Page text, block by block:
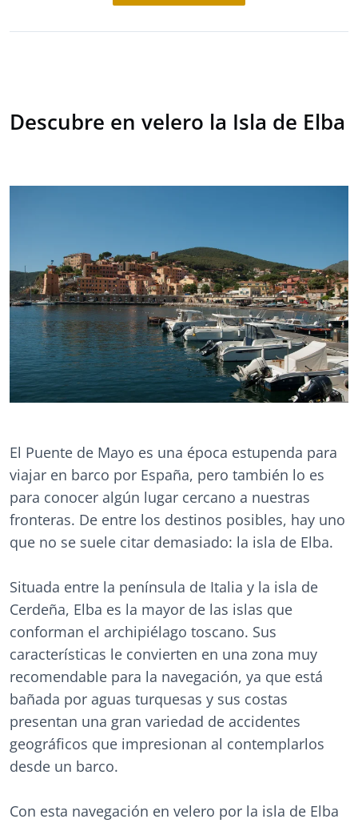
Descubre en velero la Isla de Elba
El Puente de Mayo es una época estupenda para
viajar en barco por España, pero también lo es
para conocer algún lugar cercano a nuestras
fronteras. De entre los destinos posibles, hay uno
que no se suele citar demasiado: la isla de Elba.
Situada entre la península de Italia y la isla de
Cerdeña, Elba es la mayor de las islas que
conforman el archipiélago toscano. Sus
características le convierten en una zona muy
recomendable para la navegación, ya que está
bañada por aguas turquesas y sus costas
presentan una gran variedad de accidentes
geográficos que impresionan al contemplarlos
desde un barco.
Con esta navegación en velero por la isla de Elba